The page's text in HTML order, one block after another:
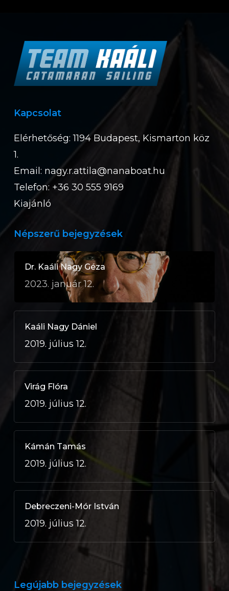
Kapcsolat
Elérhetőség: 1194 Budapest, Kismarton köz
1.
Email: nagy.r.attila@nanaboat.hu
Telefon: +36 30 555 9169
Kiajánló
Népszerű bejegyzések
Dr. Kaáli Nagy Géza
2023. január 12.
Kaáli Nagy Dániel
2019. július 12.
Virág Flóra
2019. július 12.
Kámán Tamás
2019. július 12.
Debreczeni-Mór István
2019. július 12.
Legújabb bejegyzések